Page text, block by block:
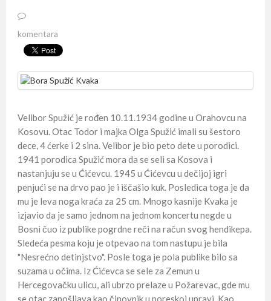
komentara
Velibor Spužić je rođen 10.11.1934 godine u Orahovcu na
Kosovu. Otac Todor i majka Olga Spužić imali su šestoro
dece, 4 ćerke i 2 sina. Velibor je bio peto dete u porodici.
1941 porodica Spužić mora da se seli sa Kosova i
nastanjuju se u Ćićevcu. 1945 u Ćićevcu u dečijoj igri
penjući se na drvo pao je i iščašio kuk. Posledica toga je da
mu je leva noga kraća za 25 cm. Mnogo kasnije Kvaka je
izjavio da je samo jednom na jednom koncertu negde u
Bosni čuo iz publike pogrdne reči na račun svog hendikepa.
Sledeća pesma koju je otpevao na tom nastupu je bila
"Nesrećno detinjstvo". Posle toga je pola publike bilo sa
suzama u očima. Iz Ćićevca se sele za Zemun u
Hercegovačku ulicu, ali ubrzo prelaze u Požarevac, gde mu
se otac zapošljava kao činovnik u poreskoj upravi. Kao